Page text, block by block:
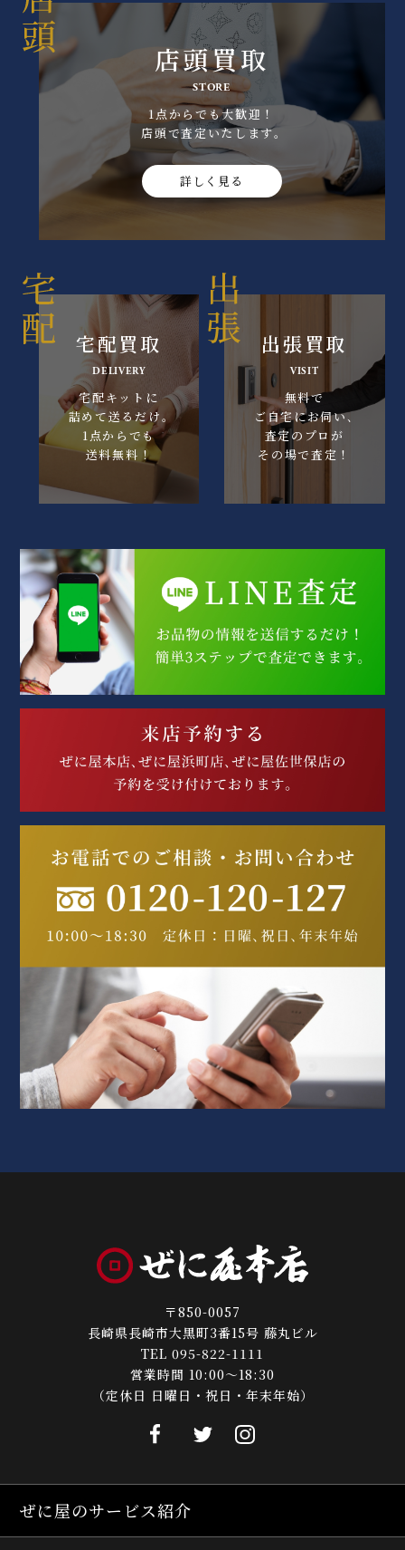
店頭買取
STORE
1点からでも大歓迎！
店頭で査定いたします｡
詳しく見る
宅配買取
DELIVERY
宅配キットに
詰めて送るだけ｡
1点からでも
送料無料！
出張買取
VISIT
無料で
ご自宅にお伺い､
査定のプロが
その場で査定！
〒850-0057
長崎県長崎市大黒町3番15号 藤丸ビル
TEL 095-822-1111
営業時間 10:00～18:30
（定休日 日曜日・祝日・年末年始）
ぜに屋のサービス紹介